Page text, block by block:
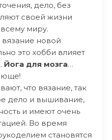
дело, без
своей жизни
миру.
новой
это хобби влияет
Йога для мозга…
что вязание, так
дело и вышивание,
и имеют очень
Во время
становятся